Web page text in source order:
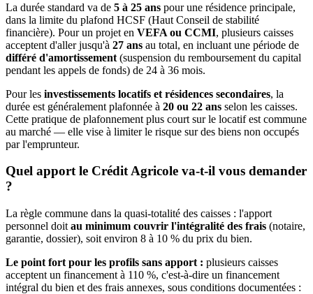
La durée standard va de 5 à 25 ans pour une résidence principale,
dans la limite du plafond HCSF (Haut Conseil de stabilité
financière). Pour un projet en VEFA ou CCMI, plusieurs caisses
acceptent d'aller jusqu'à 27 ans au total, en incluant une période de
différé d'amortissement (suspension du remboursement du capital
pendant les appels de fonds) de 24 à 36 mois.
Pour les investissements locatifs et résidences secondaires, la
durée est généralement plafonnée à 20 ou 22 ans selon les caisses.
Cette pratique de plafonnement plus court sur le locatif est commune
au marché — elle vise à limiter le risque sur des biens non occupés
par l'emprunteur.
Quel apport le Crédit Agricole va-t-il vous demander
?
La règle commune dans la quasi-totalité des caisses : l'apport
personnel doit au minimum couvrir l'intégralité des frais (notaire,
garantie, dossier), soit environ 8 à 10 % du prix du bien.
Le point fort pour les profils sans apport : plusieurs caisses
acceptent un financement à 110 %, c'est-à-dire un financement
intégral du bien et des frais annexes, sous conditions documentées :